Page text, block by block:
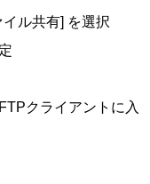
ル共有] を選択
クライアントに入